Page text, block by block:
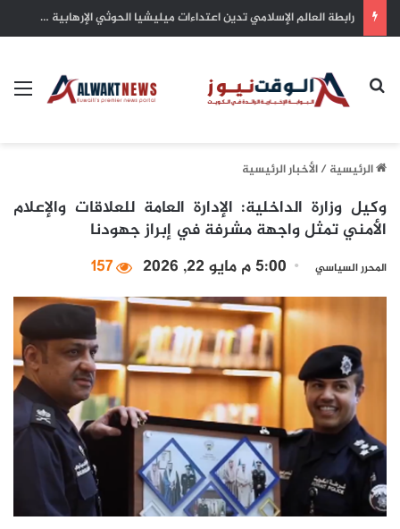
سمو أمير البلاد يهنئ رئيس كوت ديفوار بذكرى الاستقلال لبلاده
بحث عن
الرئيسية/الأخبار الرئيسية
وكيل وزارة الداخلية: الإدارة العامة للعلاقات والإعلام
الأمني تمثل واجهة مشرفة في إبراز جهودنا
المحرر السياسي 5:00 م مايو 22, 2026 157